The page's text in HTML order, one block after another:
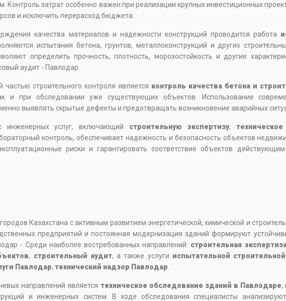
Контроль затрат особенно важен при реализации крупных инвестиционных
и исключить перерасход бюджета.
качества материалов и надежности конструкций проводится работа
испытания бетона, грунтов, металлоконструкций и других
определить прочность, плотность, морозостойкость и другие
аудит - Павлодар.
строительного контроля является контроль качества бетона и
и при обследовании уже существующих объектов. Использование
выявлять скрытые дефекты и предотвращать возникновение аварийных
услуг, включающий строительную экспертизу,
контроль, обеспечивает надежность и безопасность объектов
риски и гарантировать соответствие объектов
Казахстана с активным развитием энергетической, химической и
предприятий и постоянная модернизация зданий формируют
- Среди наиболее востребованных направлений: строительная
, строительный аудит, а также услуги испытательной
Павлодар, технический надзор Павлодар
направлений является техническое обследование зданий в Павлодаре,
и инженерных систем. В ходе обследования специалисты